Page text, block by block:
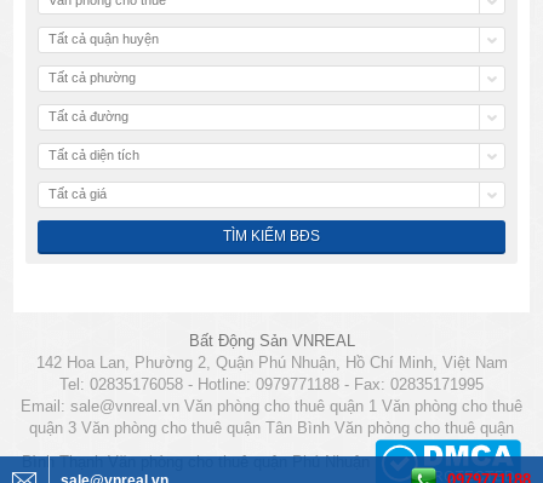
Tất cả quận huyện
Tất cả phường
Tất cả đường
Tất cả diện tích
Tất cả giá
Bất Động Sản VNREAL
142 Hoa Lan, Phường 2, Quận Phú Nhuận, Hồ Chí Minh, Việt Nam
Tel: 02835176058 - Hotline: 0979771188 - Fax: 02835171995
Email: sale@vnreal.vn Văn phòng cho thuê quận 1 Văn phòng cho thuê
quận 3 Văn phòng cho thuê quận Tân Bình Văn phòng cho thuê quận
Bình Thạnh Văn phòng cho thuê quận Phú Nhuận